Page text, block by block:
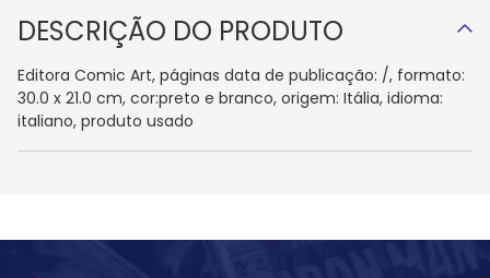
DESCRIÇÃO DO PRODUTO
Editora Comic Art, páginas data de publicação: /, formato:
30.0 x 21.0 cm, cor:preto e branco, origem: Itália, idioma:
italiano, produto usado